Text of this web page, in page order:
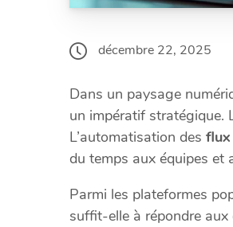
décembre 22, 2025
Dans un paysage
un impératif stratégique.
L’automatisation des
du temps aux équipes et
Parmi les plateformes
suffit-elle à répondre aux